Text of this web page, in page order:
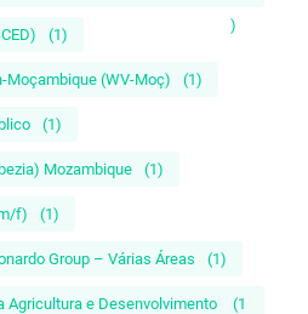
)
(1)
Moçambique (WV-Moç) (1)
(1)
Mozambique (1)
f) (1)
Group – Várias Áreas (1)
Agricultura e Desenvolvimento
(1